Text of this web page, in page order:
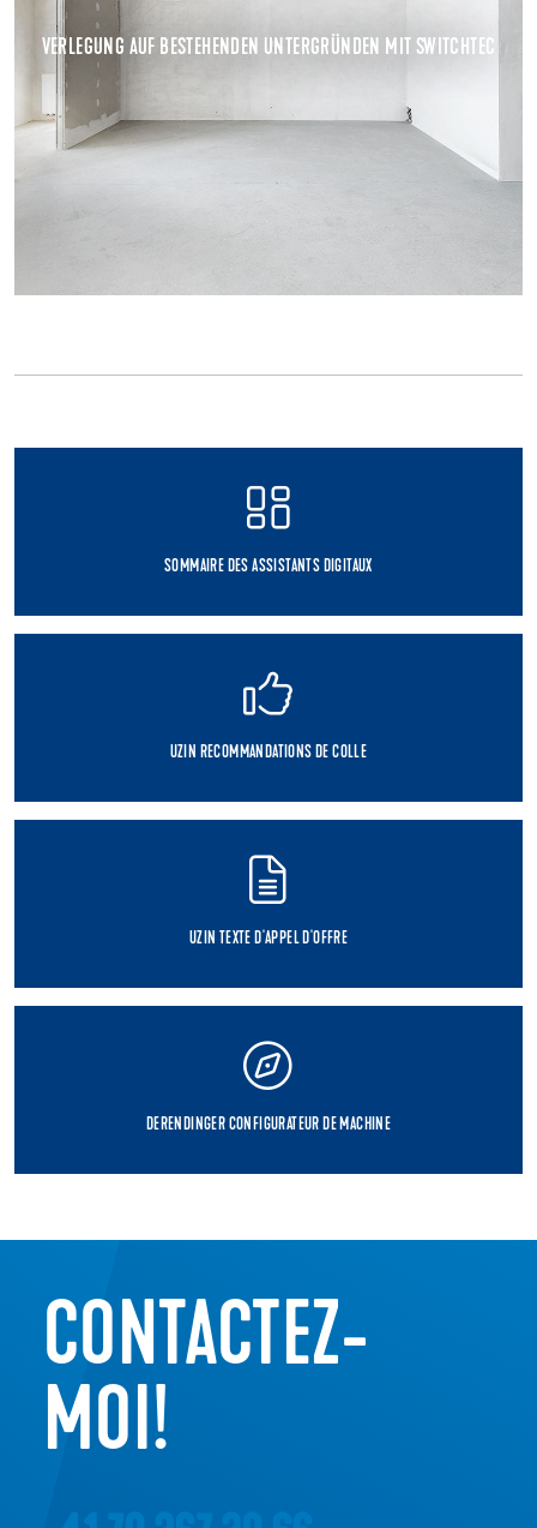
SOMMAIRE DES ASSISTANTS DIGITAUX
UZIN RECOMMANDATIONS DE COLLE
UZIN TEXTE D'APPEL D'OFFRE
DERENDINGER CONFIGURATEUR DE MACHINE
CONTACTEZ-
MOI!